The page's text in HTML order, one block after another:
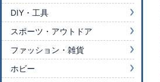
DIY・工具
スポーツ・アウトドア
ファッション・雑貨
ホビー